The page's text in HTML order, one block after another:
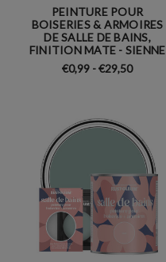
PEINTURE POUR
BOISERIES & ARMOIRES
DE SALLE DE BAINS,
FINITION MATE - SIENNE
€0,99 - €29,50